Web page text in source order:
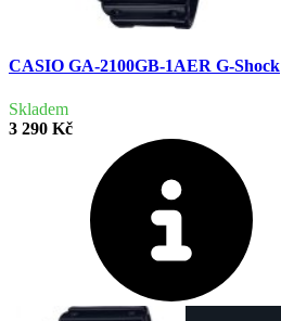
CASIO GA-2100GB-1AER G-Shock
Skladem
3 290 Kč